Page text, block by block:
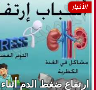
الأخبار
ارتفاع ضغط الدم